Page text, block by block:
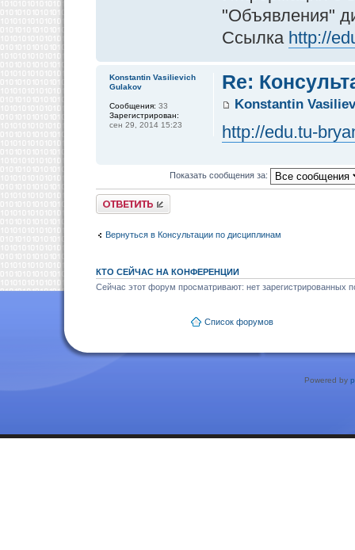
"Объявления"
Ссылка http://
Re:
Konstantin
http://edu.tu-
Konstantin Vasilievich
Gulakov
Сообщения: 33
Зарегистрирован:
сен 29, 2014 15:23
Показать сообщения за:
Ответить
Вернуться в Консультации по дисциплинам
КТО СЕЙЧАС НА КОНФЕРЕНЦИИ
Сейчас этот форум просматривают: нет зарегистрированных
Список форумов
Powered by